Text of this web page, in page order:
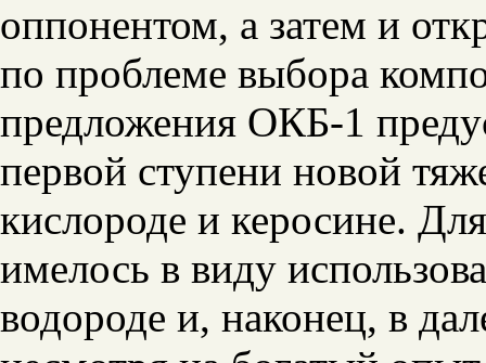
оппонентом, а затем и
по проблеме выбора
предложения ОКБ-1
первой ступени новой
кислороде и керосине.
имелось в виду
водороде и, наконец, в